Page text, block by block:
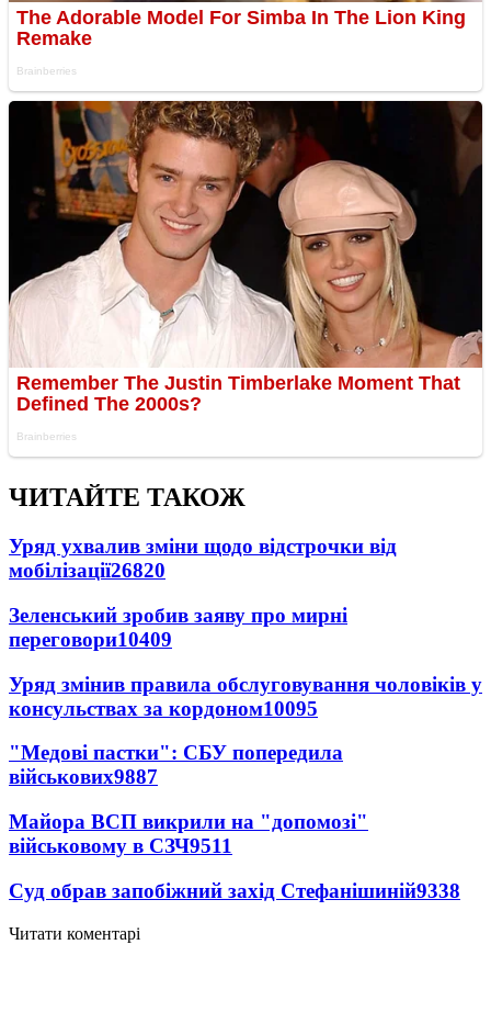
ЧИТАЙТЕ ТАКОЖ
Уряд ухвалив зміни щодо відстрочки від
мобілізації26820
Зеленський зробив заяву про мирні
переговори10409
Уряд змінив правила обслуговування чоловіків у
консульствах за кордоном10095
"Медові пастки": СБУ попередила
військових9887
Майора ВСП викрили на "допомозі"
військовому в СЗЧ9511
Суд обрав запобіжний захід Стефанішиній9338
Читати коментарі